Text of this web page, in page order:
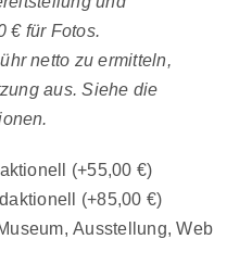
€ für Fotos.
netto zu ermitteln,
aus. Siehe die
(+55,00 €)
(+85,00 €)
Ausstellung, Web